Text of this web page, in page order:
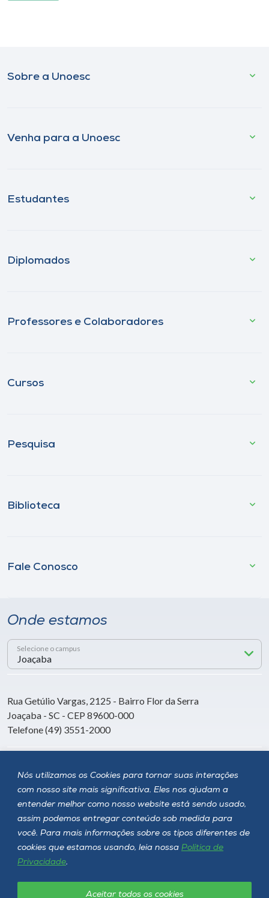
Nós utilizamos os Cookies para tornar suas interações
com nosso site mais significativa. Eles nos ajudam a
entender melhor como nosso website está sendo usado,
assim podemos entregar conteúdo sob medida para
você. Para mais informações sobre os tipos diferentes de
cookies que estamos usando, leia nossa Política de
Privacidade.
Aceitar todos os cookies
Sobre a Unoesc
Venha para a Unoesc
Estudantes
Diplomados
Professores e Colaboradores
Cursos
Pesquisa
Biblioteca
Fale Conosco
Onde estamos
Selecione o campus
Rua Getúlio Vargas, 2125 - Bairro Flor da Serra
Joaçaba - SC - CEP 89600-000
Telefone (49) 3551-2000
Siga a Unoesc